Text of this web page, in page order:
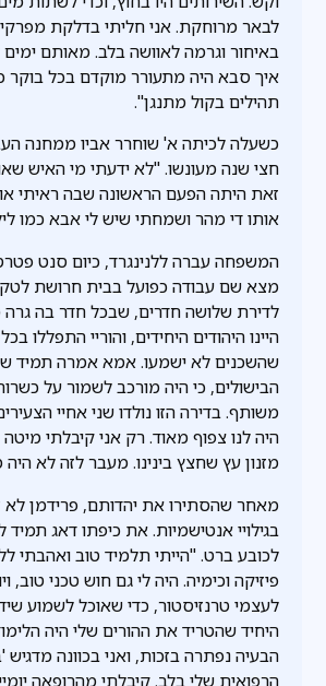
לבאר מרוחקת. אני חליתי בדלקת
באיחור וגרמה לאוושה בלב. מאותם ימים
איך סבא היה מתעורר מוקדם בכל בוקר
תהילים בקול מתנגן".
כשעלה לכיתה א' שוחרר אביו ממחנה
חצי שנה מעונשו. "לא ידעתי מי האיש
זאת היתה הפעם הראשונה שבה ראיתי
אותו די מהר ושמחתי שיש לי אבא כמו
המשפחה עברה ללנינגרד, כיום סנט
מצא שם עבודה כפועל בבית חרושת
לדירת שלושה חדרים, שבכל חדר בה
היינו היהודים היחידים, והוריי התפללו
שהשכנים לא ישמעו. אמא אמרה תמיד
הבישולים, כי היה מורכב לשמור על
משותף. בדירה הזו נולדו שני אחיי
היה לנו צפוף מאוד. רק אני קיבלתי
מזנון עץ שחצץ בינינו. מעבר לזה לא
מאחר שהסתירו את יהדותם, פרידמן לא
בגילויי אנטישמיות. את כיפתו דאג
לכובע ברט. "הייתי תלמיד טוב ואהבתי
פיזיקה וכימיה. היה לי גם חוש טכני טוב,
לעצמי טרנזיסטור, כדי שאוכל לשמוע
היחיד שהטריד את ההורים שלי היה
הבעיה נפתרה בזכות, ואני בכוונה מדגיש
הרפואית שלי בלב. קיבלתי מהרופאה